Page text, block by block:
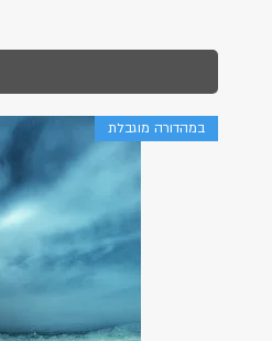
במהדורה מוגבלת